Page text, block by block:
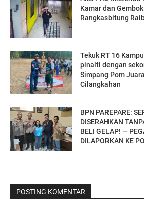
Kamar dan
Rangkasbitung
Tekuk RT 16
pinalti dengan
Simpang Pom
Cilangkahan
BPN PAREPARE:
DISERAHKAN
BELI GELAP! —
DILAPORKAN KE
POSTING KOMENTAR